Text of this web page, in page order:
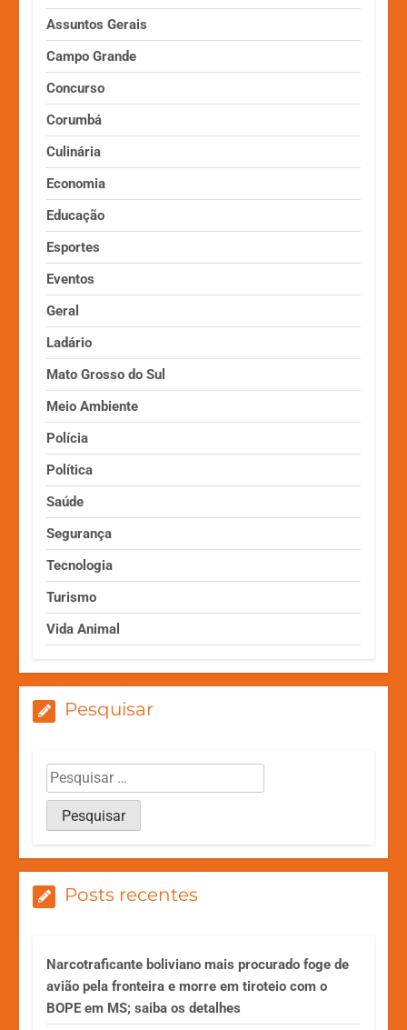
Assuntos Gerais
Campo Grande
Concurso
Corumbá
Culinária
Economia
Educação
Esportes
Eventos
Geral
Ladário
Mato Grosso do Sul
Meio Ambiente
Polícia
Política
Saúde
Segurança
Tecnologia
Turismo
Vida Animal
Pesquisar
Posts recentes
Narcotraficante boliviano mais procurado foge de
avião pela fronteira e morre em tiroteio com o
BOPE em MS; saiba os detalhes